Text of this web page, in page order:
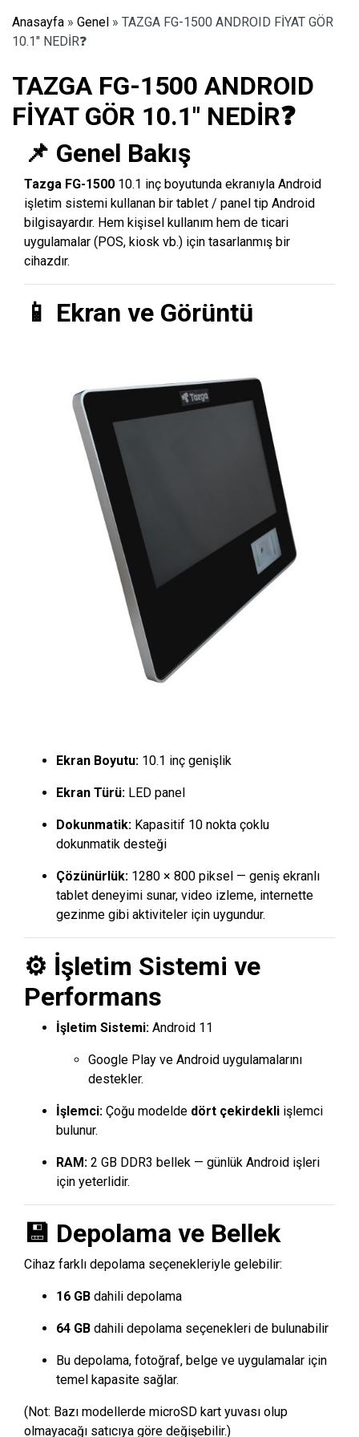
Anasayfa » Genel » TAZGA FG-1500 ANDROID FİYAT GÖR
10.1″ NEDİR❓
TAZGA FG-1500 ANDROID
FİYAT GÖR 10.1″ NEDİR❓
📌 Genel Bakış
Tazga FG-1500 10.1 inç boyutunda ekranıyla Android
işletim sistemi kullanan bir tablet / panel tip Android
bilgisayardır. Hem kişisel kullanım hem de ticari
uygulamalar (POS, kiosk vb.) için tasarlanmış bir
cihazdır.
📱 Ekran ve Görüntü
Ekran Boyutu: 10.1 inç genişlik
Ekran Türü: LED panel
Dokunmatik: Kapasitif 10 nokta çoklu
dokunmatik desteği
Çözünürlük: 1280 × 800 piksel — geniş ekranlı
tablet deneyimi sunar, video izleme, internette
gezinme gibi aktiviteler için uygundur.
⚙️ İşletim Sistemi ve
Performans
İşletim Sistemi: Android 11
Google Play ve Android uygulamalarını
destekler.
İşlemci: Çoğu modelde dört çekirdekli işlemci
bulunur.
RAM: 2 GB DDR3 bellek — günlük Android işleri
için yeterlidir.
💾 Depolama ve Bellek
Cihaz farklı depolama seçenekleriyle gelebilir:
16 GB dahili depolama
64 GB dahili depolama seçenekleri de bulunabilir
Bu depolama, fotoğraf, belge ve uygulamalar için
temel kapasite sağlar.
(Not: Bazı modellerde microSD kart yuvası olup
olmayacağı satıcıya göre değişebilir.)